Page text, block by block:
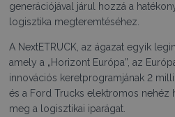
generációjával járul hozzá a
logisztika megteremtéséhez.
A NextETRUCK, az ágazat egyik
amely a „Horizont Európa”, az
innovációs keretprogramjának 2
és a Ford Trucks elektromos nehéz
meg a logisztikai iparágat.